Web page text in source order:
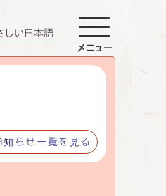
知らせ一覧を見る
しい日本語
メニュー